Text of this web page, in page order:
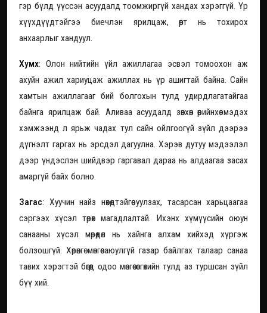
гэр бүлд үүссэн асуудалд тоомжиргүй хандах хэрэггүй. Үр
хүүхдүүдтэйгээ биечлэн ярилцаж, өөрт нь тохирох
анхаарлыг хандуул.
Хумх: Олон нийтийн үйл ажиллагаа эсвэл томоохон аж
ахуйн ажил хариуцаж ажиллах нь үр ашигтай байна. Сайн
хамтын ажиллагааг бий болгохын тулд удирдлагатайгаа
байнга ярилцаж бай. Аливаа асуудалд зөвхөн өөрийнхөө мэдэх
хэмжээнд л ярьж чадах тул сайн ойлгоогүй зүйл дээрээ
дүгнэлт гаргах нь эрсдэл дагуулна. Хэрэв дутуу мэдээлэл
дээр үндэслэн шийдвэр гаргавал дараа нь алдаагаа засах
амаргүй байх болно.
Загас: Хуучин найз нөхөдтэйгөө уулзах, тасарсан харьцаагаа
сэргээх хүсэл төрөх магадлалтай. Ихэнх хүмүүсийн оюун
санааны хүсэл мөрөөдөл нь хайнга алхам хийхэд хүргэж
болзошгүй. Хөрөнгө мөнгөө аюулгүй газар байлгах талаар санаа
тавих хэрэгтэй бөгөөд одоо мөнгөө өсгөхийн тулд аз туршсан зүйл
бүү хий.